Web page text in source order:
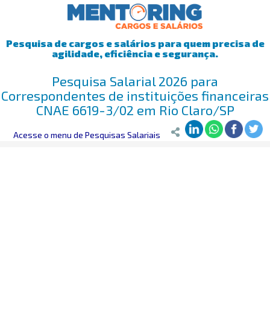
Pesquisa de cargos e salários para quem precisa de
agilidade, eficiência e segurança.
Pesquisa Salarial 2026 para
Correspondentes de instituições financeiras
CNAE 6619-3/02 em Rio Claro/SP
Mentoring>Pesquisa Salarial>Rio Claro/SP >Correspondentes
Acesse o menu de Pesquisas Salariais